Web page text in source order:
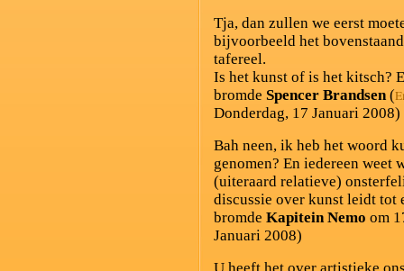
Tja, dan zullen we eerst
bijvoorbeeld het
tafereel.
Is het kunst of is het kitsch?
bromde Spencer Brandsen(
Donderdag, 17 Januari 2008)
Bah neen, ik heb het woord
genomen? En iedereen weet
(uiteraard relatieve)
discussie over kunst leidt tot
bromde Kapitein Nemo om
Januari 2008)